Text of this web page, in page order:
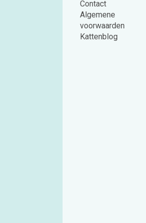
Contact
Algemene
voorwaarden
Kattenblog